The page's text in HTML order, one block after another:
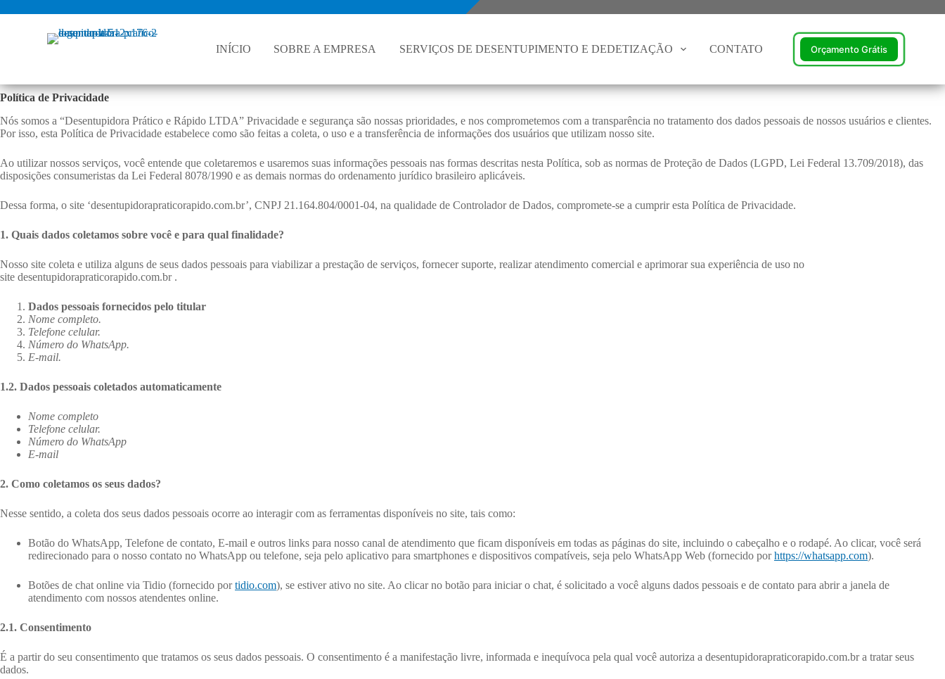
P
a
r
o
c
n
t
ú
o
INÍCIO SOBRE A EMPRESA SERVIÇOS DE DESENTUPIMENTO E DEDETIZAÇÃO CONTATO Orçamento Grátis
Política de Privacidade
Nós somos a “Desentupidora Prático e Rápido LTDA” Privacidade e segurança são nossas prioridades, e nos comprometemos com a transparência no tratamento dos dados pessoais de nossos usuários e clientes.
Por isso, esta Política de Privacidade estabelece como são feitas a coleta, o uso e a transferência de informações dos usuários que utilizam nosso site.
Ao utilizar nossos serviços, você entende que coletaremos e usaremos suas informações pessoais nas formas descritas nesta Política, sob as normas de Proteção de Dados (LGPD, Lei Federal 13.709/2018), das
disposições consumeristas da Lei Federal 8078/1990 e as demais normas do ordenamento jurídico brasileiro aplicáveis.
Dessa forma, o site ‘desentupidorapraticorapido.com.br’, CNPJ 21.164.804/0001-04, na qualidade de Controlador de Dados, compromete-se a cumprir esta Política de Privacidade.
1. Quais dados coletamos sobre você e para qual finalidade?
Nosso site coleta e utiliza alguns de seus dados pessoais para viabilizar a prestação de serviços, fornecer suporte, realizar atendimento comercial e aprimorar sua experiência de uso no
site desentupidorapraticorapido.com.br .
Dados pessoais fornecidos pelo titular
Nome completo.
Telefone celular.
Número do WhatsApp.
E-mail.
1.2. Dados pessoais coletados automaticamente
Nome completo
Telefone celular.
Número do WhatsApp
E-mail
2. Como coletamos os seus dados?
Nesse sentido, a coleta dos seus dados pessoais ocorre ao interagir com as ferramentas disponíveis no site, tais como:
Botão do WhatsApp, Telefone de contato, E-mail e outros links para nosso canal de atendimento que ficam disponíveis em todas as páginas do site, incluindo o cabeçalho e o rodapé. Ao clicar, você será
redirecionado para o nosso contato no WhatsApp ou telefone, seja pelo aplicativo para smartphones e dispositivos compatíveis, seja pelo WhatsApp Web (fornecido porhttps://whatsapp.com).
Botões de chat online via Tidio (fornecido portidio.com), se estiver ativo no site. Ao clicar no botão para iniciar o chat, é solicitado a você alguns dados pessoais e de contato para abrir a janela de
atendimento com nossos atendentes online.
2.1. Consentimento
É a partir do seu consentimento que tratamos os seus dados pessoais. O consentimento é a manifestação livre, informada e inequívoca pela qual você autoriza a desentupidorapraticorapido.com.br a tratar seus
dados.